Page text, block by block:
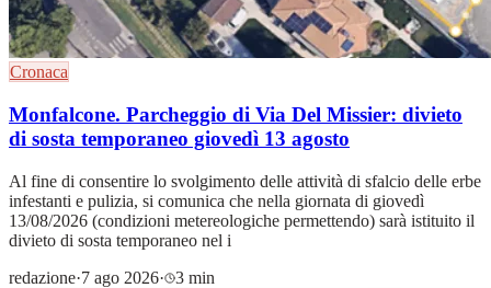
Cronaca
Monfalcone. Parcheggio di Via Del Missier: divieto
di sosta temporaneo giovedì 13 agosto
Al fine di consentire lo svolgimento delle attività di sfalcio delle erbe
infestanti e pulizia, si comunica che nella giornata di giovedì
13/08/2026 (condizioni metereologiche permettendo) sarà istituito il
divieto di sosta temporaneo nel i
redazione·7 ago 2026· 3 min